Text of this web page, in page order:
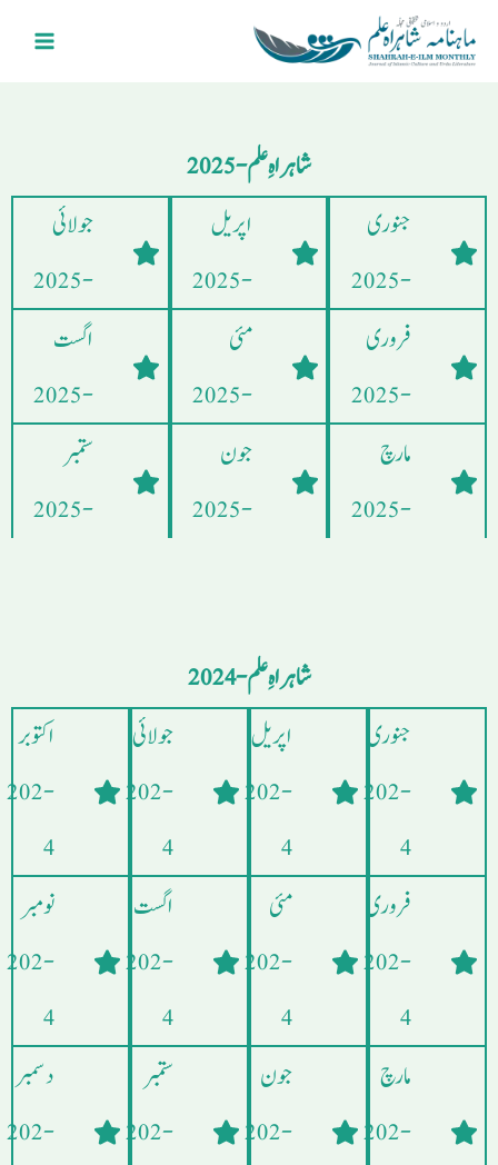
content
شاہراہِ علم - 2025
جنوری
- 2025
فروری
- 2025
مارچ
- 2025
اپریل
- 2025
مئی
- 2025
جون
- 2025
جولائی
- 2025
اگست
- 2025
ستمبر
- 2025
شاہراہِ علم - 2024
جنوری
- 202
4
فروری
- 202
4
مارچ
- 202
اپریل
- 202
4
مئی
- 202
4
جون
- 202
جولائی
- 202
4
اگست
- 202
4
ستمبر
- 202
اکتوبر
- 202
4
نومبر
- 202
4
دسمبر
- 202